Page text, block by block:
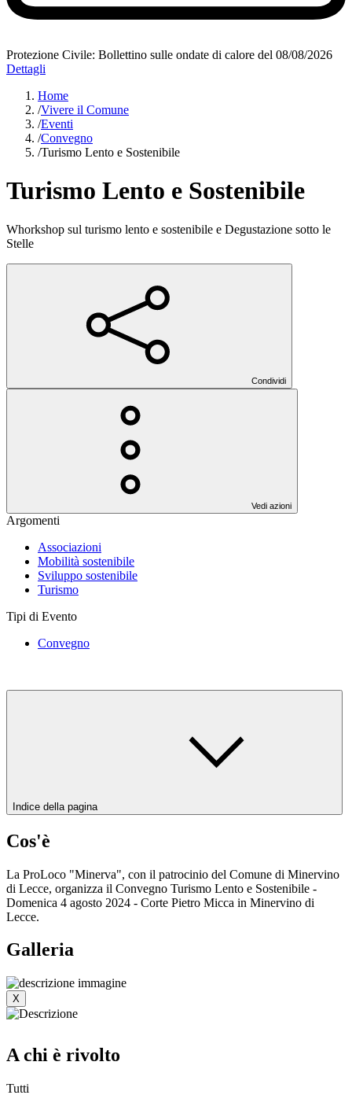
Protezione Civile: Bollettino sulle ondate di calore del 08/08/2026
Dettagli
Home
/Vivere il Comune
/Eventi
/Convegno
/Turismo Lento e Sostenibile
Turismo Lento e Sostenibile
Whorkshop sul turismo lento e sostenibile e Degustazione sotto le
Stelle
Condividi
Vedi azioni
Argomenti
Associazioni
Mobilità sostenibile
Sviluppo sostenibile
Turismo
Tipi di Evento
Convegno
Indice della pagina
Cos'è
La ProLoco "Minerva", con il patrocinio del Comune di Minervino
di Lecce, organizza il Convegno Turismo Lento e Sostenibile -
Domenica 4 agosto 2024 - Corte Pietro Micca in Minervino di
Lecce.
Galleria
X
A chi è rivolto
Tutti